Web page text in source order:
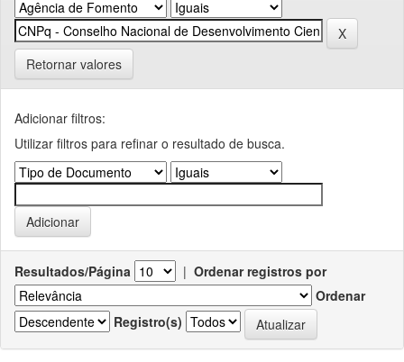
Retornar valores
Adicionar filtros:
Utilizar filtros para refinar o resultado de busca.
Resultados/Página | Ordenar registros por
Ordenar
Registro(s)